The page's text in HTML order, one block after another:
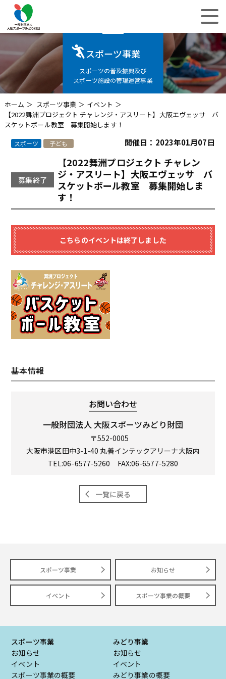
スポーツ事業
スポーツの普及振興及び
スポーツ施設の管理運営事業
ホーム スポーツ事業
イベント
【2022舞洲プロジェクト チャレンジ・アスリート】大阪エヴェッサ バ
スケットボール教室 募集開始します！
開催日：2023年01月07日
スポーツ 子ども
募集終了
【2022舞洲プロジェクト チャレン
ジ・アスリート】大阪エヴェッサ バ
スケットボール教室 募集開始しま
す！
こちらのイベントは終了しました
基本情報
お問い合わせ
一般財団法人 大阪スポーツみどり財団
〒552-0005
大阪市港区田中3-1-40 丸善インテックアリーナ大阪内
TEL:06-6577-5260 FAX:06-6577-5280
一覧に戻る
スポーツ事業 お知らせ
イベント スポーツ事業の概要
スポーツ事業
お知らせ
イベント
スポーツ事業の概要
みどり事業
お知らせ
イベント
みどり事業の概要